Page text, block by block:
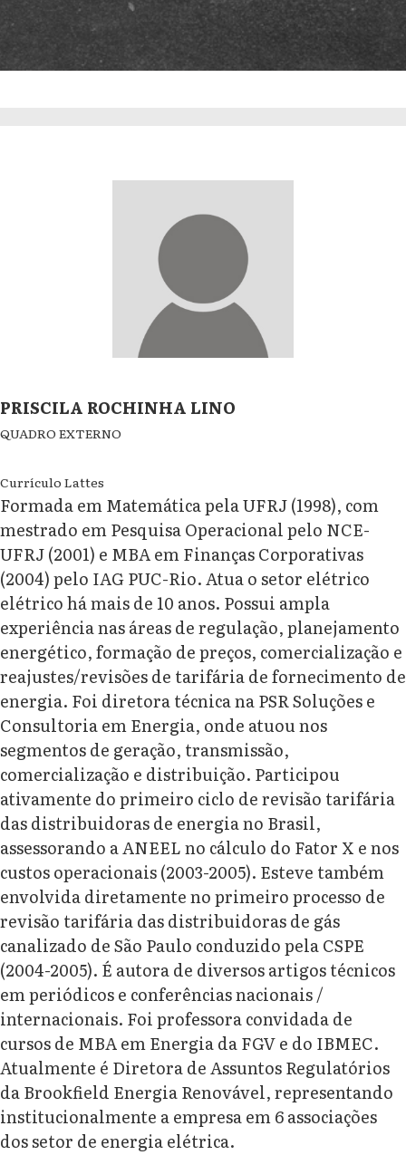
PRISCILA ROCHINHA LINO
QUADRO EXTERNO
Currículo Lattes
Formada em Matemática pela UFRJ (1998), com
mestrado em Pesquisa Operacional pelo NCE-
UFRJ (2001) e MBA em Finanças Corporativas
(2004) pelo IAG PUC-Rio. Atua o setor elétrico
elétrico há mais de 10 anos. Possui ampla
experiência nas áreas de regulação, planejamento
energético, formação de preços, comercialização e
reajustes/revisões de tarifária de fornecimento de
energia. Foi diretora técnica na PSR Soluções e
Consultoria em Energia, onde atuou nos
segmentos de geração, transmissão,
comercialização e distribuição. Participou
ativamente do primeiro ciclo de revisão tarifária
das distribuidoras de energia no Brasil,
assessorando a ANEEL no cálculo do Fator X e nos
custos operacionais (2003-2005). Esteve também
envolvida diretamente no primeiro processo de
revisão tarifária das distribuidoras de gás
canalizado de São Paulo conduzido pela CSPE
(2004-2005). É autora de diversos artigos técnicos
em periódicos e conferências nacionais /
internacionais. Foi professora convidada de
cursos de MBA em Energia da FGV e do IBMEC.
Atualmente é Diretora de Assuntos Regulatórios
da Brookfield Energia Renovável, representando
institucionalmente a empresa em 6 associações
dos setor de energia elétrica.